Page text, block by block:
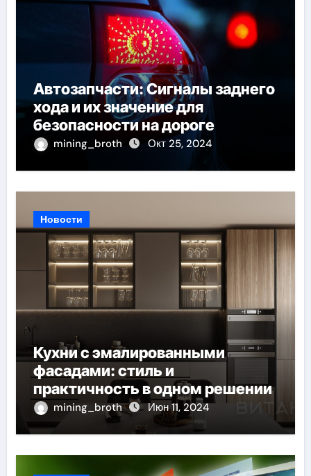
Автозапчасти: Сигналы заднего
хода и их значение для
безопасности на дороге
mining_broth Окт 25, 2024
Новости
Кухни с эмалированными
фасадами: стиль и
практичность в одном решении
mining_broth Июн 11, 2024